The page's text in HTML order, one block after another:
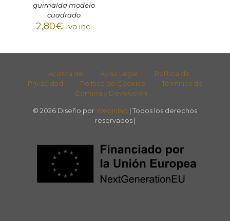
guirnalda modelo
cuadrado
2,80€ Iva inc.
Acerca de Aviso Legal
Política de
Privacidad
Política de Cookies
Términos de
Compra y Devolución
© 2026 Diseño por Webinlab | Todos los derechos
reservados |